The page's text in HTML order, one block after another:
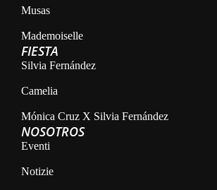
Musas
Mademoiselle
FIESTA
Silvia Fernández
Camelia
Mónica Cruz X Silvia Fernández
NOSOTROS
Eventi
Notizie